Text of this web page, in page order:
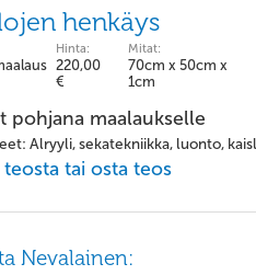
henkäys
Hinta:
220,00
€
Mitat:
70cm x 50cm x
1cm
pohjana maalaukselle
Alryyli, sekatekniikka, luonto,
teosta tai osta teos
Nevalainen: